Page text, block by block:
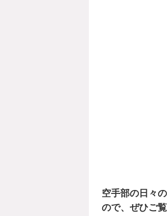
空手部の日々
ので、ぜひご覧